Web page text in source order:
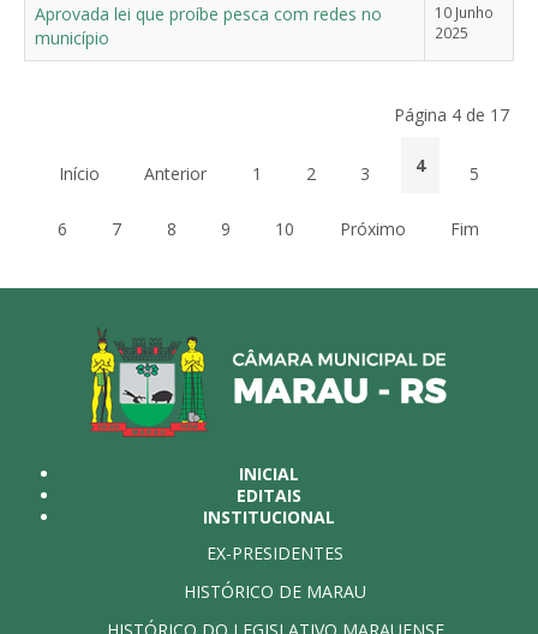
Aprovada lei que proíbe pesca com redes no
município
10 Junho
2025
Página 4 de 17
Início Anterior 1 2 3 4 5
6 7 8 9 10 Próximo Fim
INICIAL
EDITAIS
INSTITUCIONAL
EX-PRESIDENTES
HISTÓRICO DE MARAU